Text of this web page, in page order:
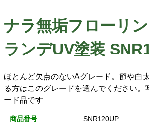
ナラ無垢フローリ
ランデUV塗装
ほとんど欠点のないAグレード。節や白
る方はこのグレードを選んでください。
ード品です
商品番号
SNR120UP